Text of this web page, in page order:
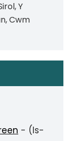
Y
Cwm
- (Is-